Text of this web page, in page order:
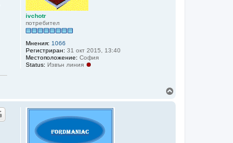
ivchotr
потребител
Мнения: 1066
Регистриран: 31 окт 2015, 13:40
Местоположение: София
Status: Извън линия